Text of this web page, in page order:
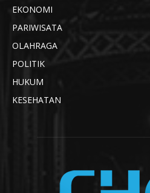
EKONOMI
PARIWISATA
OLAHRAGA
POLITIK
HUKUM
KESEHATAN